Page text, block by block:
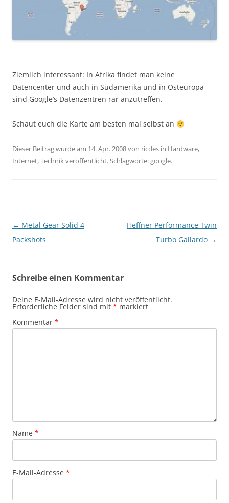
Ziemlich interessant: In Afrika findet man keine
Datencenter und auch in Südamerika und in Osteuropa
sind Google’s Datenzentren rar anzutreffen.
Schaut euch die Karte am besten mal selbst an
Dieser Beitrag wurde am 14. Apr. 2008von ricdes in Hardware,
Internet,Technikveröffentlicht. Schlagworte:google.
Beitragsnavigation
← Metal Gear Solid 4
Packshots
Heffner Performance Twin
Turbo Gallardo →
Schreibe einen Kommentar
Deine E-Mail-Adresse wird nicht veröffentlicht.
Erforderliche Felder sind mit * markiert
Kommentar *
Name *
E-Mail-Adresse *